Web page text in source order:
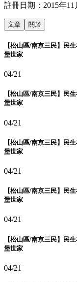
註冊日期： 2015年11
文章 關於
【松山區/南京三民】民
堡世家
04/21
【松山區/南京三民】民
堡世家
04/21
【松山區/南京三民】民
堡世家
04/21
【松山區/南京三民】民
堡世家
04/21
【松山區/南京三民】民
堡世家
04/21